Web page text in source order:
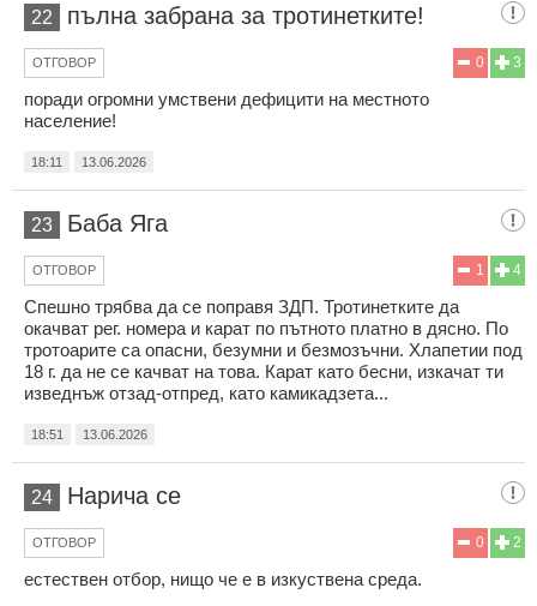
22 пълна забрана за тротинетките!
3
0
ОТГОВОР
поради огромни умствени дефицити на местното
население!
18:11 13.06.2026
23 Баба Яга
4
1
ОТГОВОР
Спешно трябва да се поправя ЗДП. Тротинетките да
окачват рег. номера и карат по пътното платно в дясно. По
тротоарите са опасни, безумни и безмозъчни. Хлапетии под
18 г. да не се качват на това. Карат като бесни, изкачат ти
изведнъж отзад-отпред, като камикадзета...
18:51 13.06.2026
24 Нарича се
2
0
ОТГОВОР
естествен отбор, нищо че е в изкуствена среда.